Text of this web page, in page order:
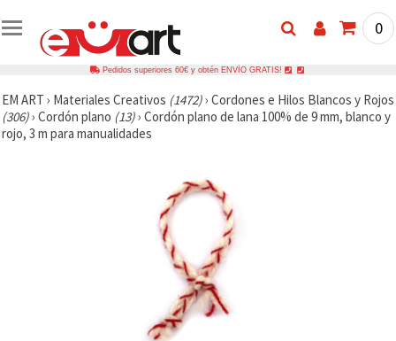
0
Pedidos superiores 60€ y obtén ENVÍO GRATIS!
EM ART › Materiales Creativos (1472)› Cordones e Hilos Blancos y Rojos
(306)› Cordón plano (13)› Cordón plano de lana 100% de 9 mm, blanco y
rojo, 3 m para manualidades